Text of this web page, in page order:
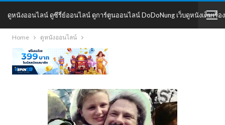
ดูหนังออนไลน์ ดูซีรี่ย์ออนไลน์ ดูการ์ตูนออนไลน์ DoDoNung เว็บดูหนังเต็มเรื่อง
DoDoNung
Home ดูหนังออนไลน์